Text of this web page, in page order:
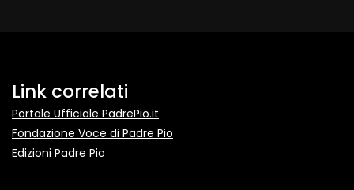
Link correlati
Portale Ufficiale PadrePio.it
Fondazione Voce di Padre Pio
Edizioni Padre Pio